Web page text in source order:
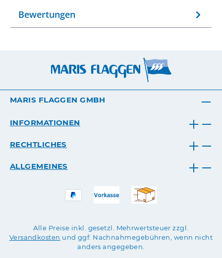
Bewertungen
MARIS FLAGGEN GMBH
INFORMATIONEN
RECHTLICHES
ALLGEMEINES
Alle Preise inkl. gesetzl. Mehrwertsteuer zzgl.
Versandkosten und ggf. Nachnahmegebühren, wenn nicht
anders angegeben.